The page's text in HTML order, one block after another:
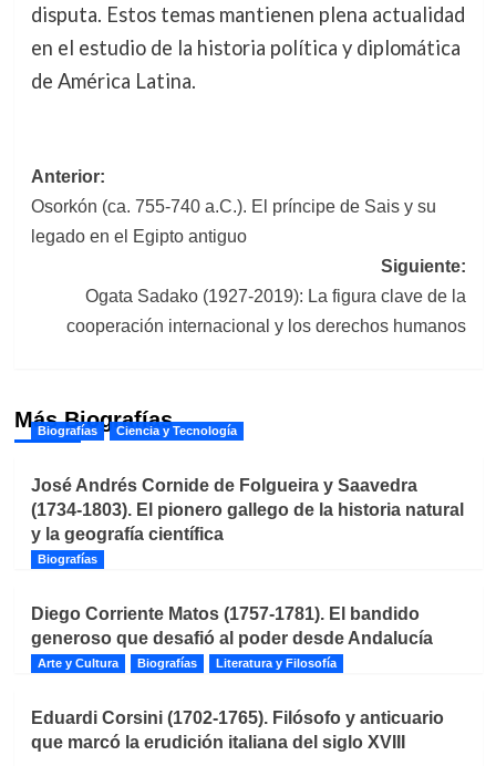
disputa. Estos temas mantienen plena actualidad
en el estudio de la historia política y diplomática
de América Latina.
Navegación
de
entradas
Anterior:
Osorkón (ca. 755-740 a.C.). El príncipe de Sais y su
legado en el Egipto antiguo
Siguiente:
Ogata Sadako (1927-2019): La figura clave de la
cooperación internacional y los derechos humanos
Más Biografías
Biografías Ciencia y Tecnología
José Andrés Cornide de Folgueira y Saavedra
(1734-1803). El pionero gallego de la historia natural
y la geografía científica
Biografías
Diego Corriente Matos (1757-1781). El bandido
generoso que desafió al poder desde Andalucía
Arte y Cultura Biografías Literatura y Filosofía
Eduardi Corsini (1702-1765). Filósofo y anticuario
que marcó la erudición italiana del siglo XVIII